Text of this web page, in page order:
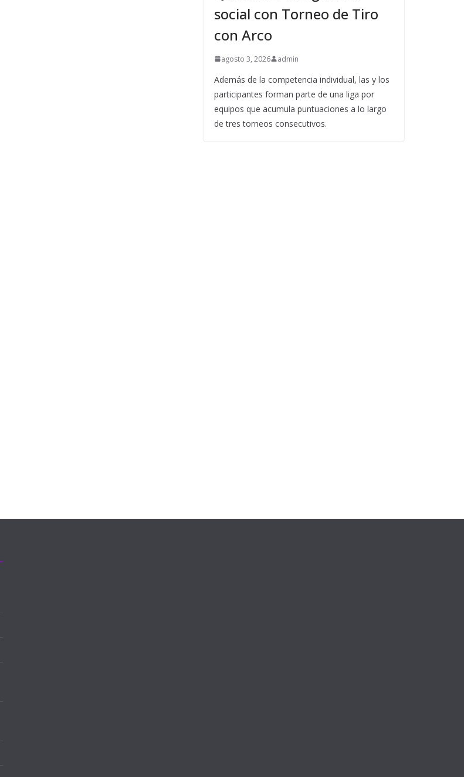
social con Torneo de Tiro
con Arco
agosto 3, 2026 admin
Además de la competencia individual, las y los
participantes forman parte de una liga por
equipos que acumula puntuaciones a lo largo
de tres torneos consecutivos.